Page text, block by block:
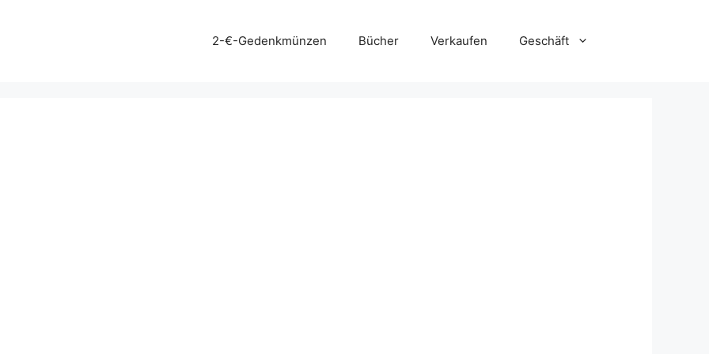
2-€-Gedenkmünzen Bücher Verkaufen Geschäft